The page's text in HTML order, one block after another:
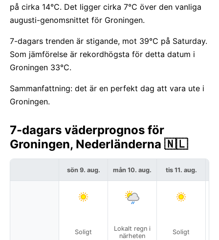
på cirka 14°C. Det ligger cirka 7°C över den vanliga
augusti-genomsnittet för Groningen.
7-dagars trenden är stigande, mot 39°C på Saturday.
Som jämförelse är rekordhögsta för detta datum i
Groningen 33°C.
Sammanfattning: det är en perfekt dag att vara ute i
Groningen.
7-dagars väderprognos för
Groningen, Nederländerna 🇳🇱
sön 9. aug.
Soligt
mån 10. aug.
Lokalt regn i
närheten
tis 11. aug.
Soligt